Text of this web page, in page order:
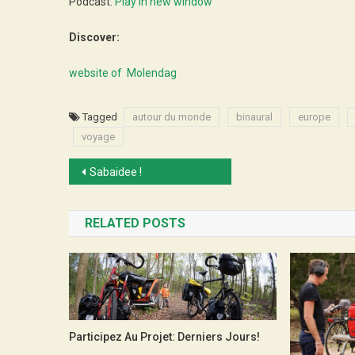
Discover:
website of Molendag
Tagged autour du monde binaural europe
voyage
Post
navigation
Sabaidee !
RELATED POSTS
Participez Au Projet: Derniers Jours!